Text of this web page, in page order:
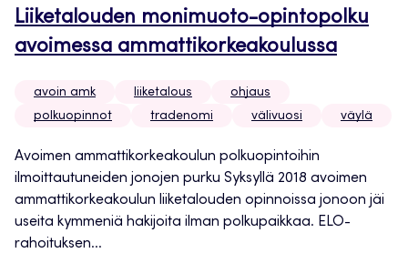
Liiketalouden monimuoto-opintopolku
avoimessa ammattikorkeakoulussa
avoin amk liiketalous
ohjaus
polkuopinnot
tradenomi välivuosi väylä
Avoimen ammattikorkeakoulun polkuopintoihin
ilmoittautuneiden jonojen purku Syksyllä 2018 avoimen
ammattikorkeakoulun liiketalouden opinnoissa jonoon jäi
useita kymmeniä hakijoita ilman polkupaikkaa. ELO-
rahoituksen...